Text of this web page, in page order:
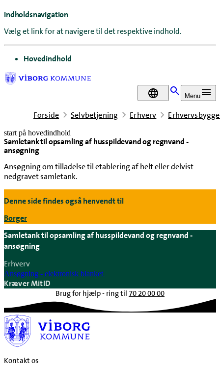
Indholdsnavigation
Vælg et link for at navigere til det respektive indhold.
gå til
Hovedindhold
DA Menu
Forside Selvbetjening Erhverv
start på hovedindhold
Samletank til opsamling af husspildevand og regnvand -
ansøgning
Ansøgning om tilladelse til etablering af helt eller delvist
nedgravet samletank.
senest opdateret 11. december 2025
Denne side findes også henvendt til
Borger
Samletank til opsamling af husspildevand og regnvand -
ansøgning
Erhverv
Ansøgning - elektronisk blanket
Kræver MitID
Brug for hjælp - ring til 70 20 00 00
Kontakt os